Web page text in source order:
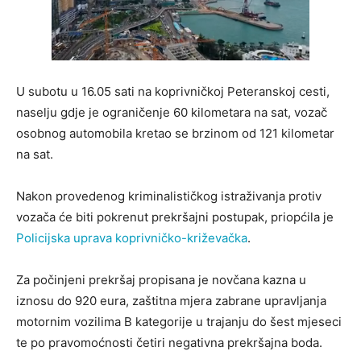
U subotu u 16.05 sati na koprivničkoj Peteranskoj cesti,
naselju gdje je ograničenje 60 kilometara na sat, vozač
osobnog automobila kretao se brzinom od 121 kilometar
na sat.
Nakon provedenog kriminalističkog istraživanja protiv
vozača će biti pokrenut prekršajni postupak, priopćila je
Policijska uprava koprivničko-križevačka.
Za počinjeni prekršaj propisana je novčana kazna u
iznosu do 920 eura, zaštitna mjera zabrane upravljanja
motornim vozilima B kategorije u trajanju do šest mjeseci
te po pravomoćnosti četiri negativna prekršajna boda.